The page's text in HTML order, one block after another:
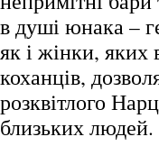
в душі юнака –
як і жінки, яких
коханців,
розквітлого
близьких людей.